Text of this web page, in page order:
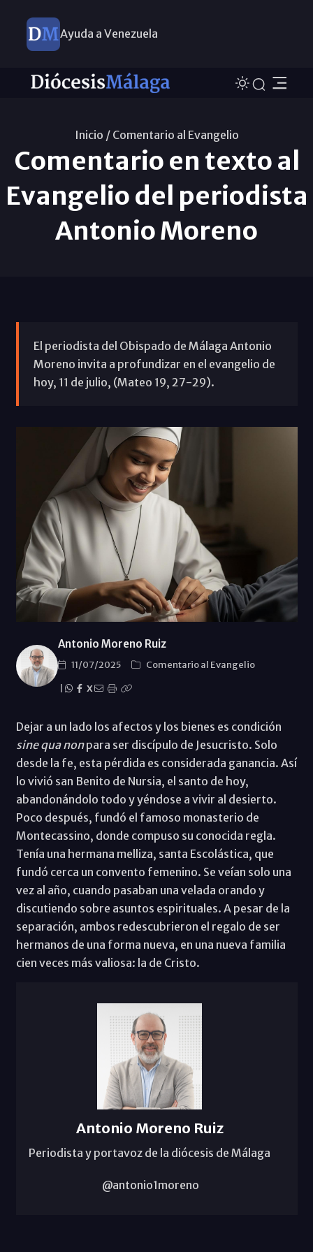
Ayuda a Venezuela
Inicio / Comentario al Evangelio
Comentario en texto al
Evangelio del periodista
Antonio Moreno
El periodista del Obispado de Málaga Antonio
Moreno invita a profundizar en el evangelio de
hoy, 11 de julio, (Mateo 19, 27-29).
Antonio Moreno Ruiz
11/07/2025
Comentario al Evangelio
X
Dejar a un lado los afectos y los bienes es condición
sine qua nonpara ser discípulo de Jesucristo. Solo
desde la fe, esta pérdida es considerada ganancia. Así
lo vivió san Benito de Nursia, el santo de hoy,
abandonándolo todo y yéndose a vivir al desierto.
Poco después, fundó el famoso monasterio de
Montecassino, donde compuso su conocida regla.
Tenía una hermana melliza, santa Escolástica, que
fundó cerca un convento femenino. Se veían solo una
vez al año, cuando pasaban una velada orando y
discutiendo sobre asuntos espirituales. A pesar de la
separación, ambos redescubrieron el regalo de ser
hermanos de una forma nueva, en una nueva familia
cien veces más valiosa: la de Cristo.
Antonio Moreno Ruiz
Periodista y portavoz de la diócesis de Málaga
@antonio1moreno